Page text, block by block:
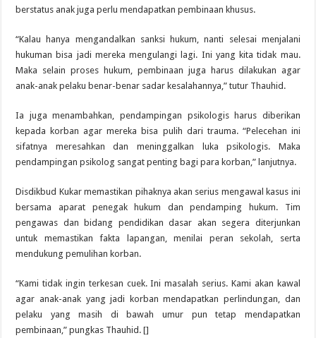
berstatus anak juga perlu mendapatkan pembinaan khusus.
“Kalau hanya mengandalkan sanksi hukum, nanti selesai menjalani
hukuman bisa jadi mereka mengulangi lagi. Ini yang kita tidak mau.
Maka selain proses hukum, pembinaan juga harus dilakukan agar
anak-anak pelaku benar-benar sadar kesalahannya,” tutur Thauhid.
Ia juga menambahkan, pendampingan psikologis harus diberikan
kepada korban agar mereka bisa pulih dari trauma. “Pelecehan ini
sifatnya meresahkan dan meninggalkan luka psikologis. Maka
pendampingan psikolog sangat penting bagi para korban,” lanjutnya.
Disdikbud Kukar memastikan pihaknya akan serius mengawal kasus ini
bersama aparat penegak hukum dan pendamping hukum. Tim
pengawas dan bidang pendidikan dasar akan segera diterjunkan
untuk memastikan fakta lapangan, menilai peran sekolah, serta
mendukung pemulihan korban.
“Kami tidak ingin terkesan cuek. Ini masalah serius. Kami akan kawal
agar anak-anak yang jadi korban mendapatkan perlindungan, dan
pelaku yang masih di bawah umur pun tetap mendapatkan
pembinaan,” pungkas Thauhid. []